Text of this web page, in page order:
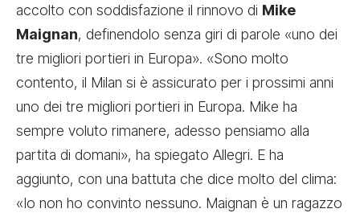
accolto con soddisfazione il rinnovo di Mike
Maignan, definendolo senza giri di parole «uno dei
tre migliori portieri in Europa». «Sono molto
contento, il Milan si è assicurato per i prossimi anni
uno dei tre migliori portieri in Europa. Mike ha
sempre voluto rimanere, adesso pensiamo alla
partita di domani», ha spiegato Allegri. E ha
aggiunto, con una battuta che dice molto del clima:
«Io non ho convinto nessuno. Maignan è un ragazzo